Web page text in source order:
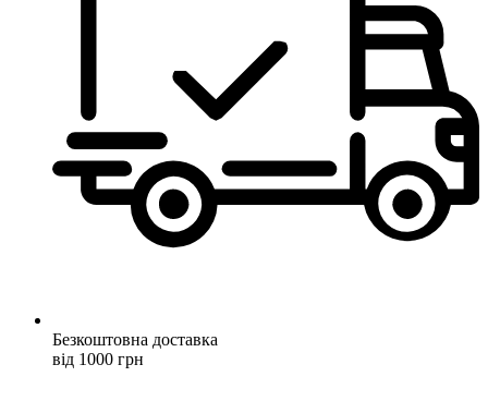
Безкоштовна доставка
від 1000 грн